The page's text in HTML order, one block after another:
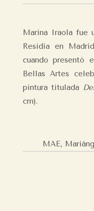
Marina Iraola fue
Residía en
cuando presentó
Bellas Artes
pintura titulada
cm).
MAE,